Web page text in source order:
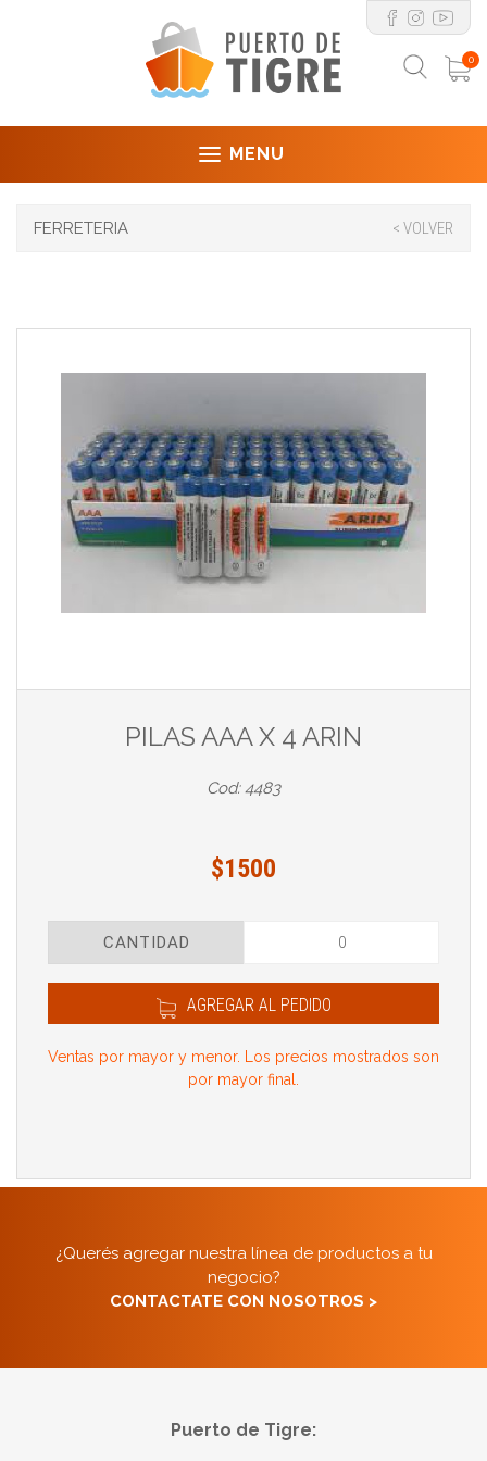
0
MENU
FERRETERIA < VOLVER
PILAS AAA X 4 ARIN
Cod: 4483
$1500
CANTIDAD
AGREGAR AL PEDIDO
Ventas por mayor y menor. Los precios mostrados son
por mayor final.
¿Querés agregar nuestra línea de productos a tu
negocio?
CONTACTATE CON NOSOTROS >
Puerto de Tigre: